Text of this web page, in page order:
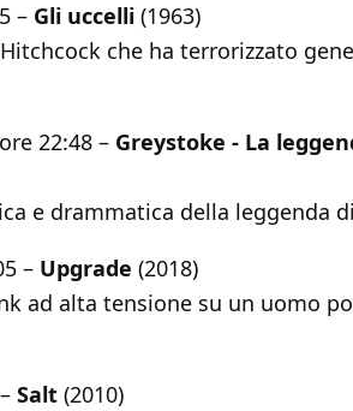
– Gli uccelli (1963)
che ha terrorizzato
22:48 – Greystoke - La
e drammatica della leggenda
– Upgrade (2018)
ad alta tensione su un uomo
Salt (2010)